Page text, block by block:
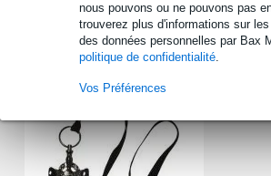
nous pouvons ou ne pouvons pas
trouverez plus d'informations sur
des données personnelles par Bax
politique de confidentialité
Vos Préférences
Accessoires (1)